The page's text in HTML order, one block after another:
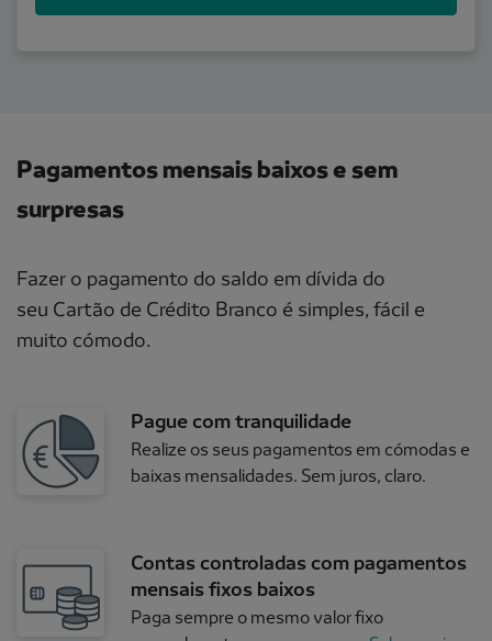
Pagamentos mensais baixos e sem
surpresas
Fazer o pagamento do saldo em dívida do
seu Cartão de Crédito Branco é simples, fácil e
muito cómodo.
Pague com tranquilidade
Realize os seus pagamentos em cómodas e
baixas mensalidades. Sem juros, claro.
Contas controladas com pagamentos
mensais fixos baixos
Paga sempre o mesmo valor fixo